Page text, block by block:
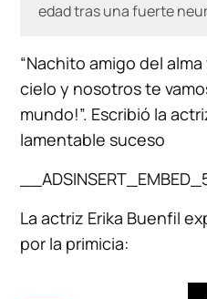
edad tras una fuerte
“Nachito amigo del alma
cielo y nosotros te
mundo!”. Escribió la
lamentable suceso
La actriz Erika Buenfil
por la primicia: